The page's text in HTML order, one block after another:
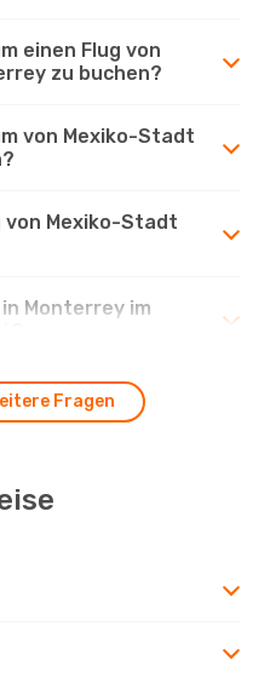
einen Flug von
zu buchen?
von Mexiko-Stadt
von Mexiko-Stadt
Monterrey im
Fragen